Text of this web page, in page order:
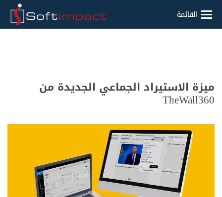
القائمة
ميزة الاستيراد الجماعي الجديدة من
TheWall360